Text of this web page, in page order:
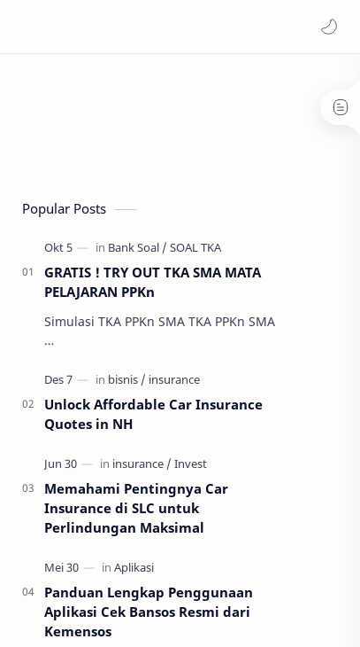
Popular Posts
GRATIS ! TRY OUT TKA SMA MATA
PELAJARAN PPKn
Simulasi TKA PPKn SMA TKA PPKn SMA
…
Unlock Affordable Car Insurance
Quotes in NH
Memahami Pentingnya Car
Insurance di SLC untuk
Perlindungan Maksimal
Panduan Lengkap Penggunaan
Aplikasi Cek Bansos Resmi dari
Kemensos